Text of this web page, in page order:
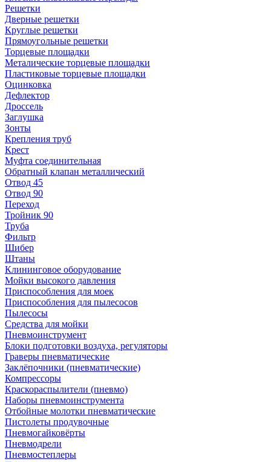
Решетки
Дверные решетки
Круглые решетки
Прямоугольные решетки
Торцевые площадки
Металические торцевые площадки
Пластиковые торцевые площадки
Оцинковка
Дефлектор
Дроссель
Заглушка
Зонты
Крепления труб
Крест
Муфта соединительная
Обратный клапан металлический
Отвод 45
Отвод 90
Переход
Тройник 90
Труба
Фильтр
Шибер
Штаны
Клининговое оборудование
Мойки высокого давления
Приспособления для моек
Приспособления для пылесосов
Пылесосы
Средства для мойки
Пневмоинструмент
Блоки подготовки воздуха, регуляторы
Граверы пневматические
Заклёпочники (пневматические)
Компрессоры
Краскораспылители (пневмо)
Наборы пневмоинструмента
Отбойные молотки пневматические
Пистолеты продувочные
Пневмогайковёрты
Пневмодрели
Пневмостеплеры